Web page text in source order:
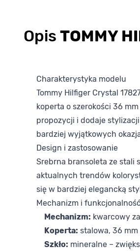
Opis TOMMY
Charakterystyka modelu
Tommy Hilfiger Crystal
koperta o szerokości 36
propozycji i dodaje
bardziej wyjątkowych
Design i zastosowanie
Srebrna bransoleta ze stali
aktualnych trendów
się w bardziej elegancką
Mechanizm i
Mechanizm: kwarcowy
Koperta: stalowa, 36
Szkło: mineralne –